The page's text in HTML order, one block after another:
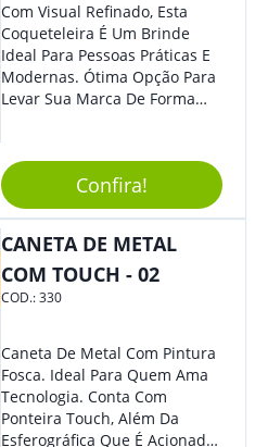
Com Visual Refinado, Esta
Coqueteleira É Um Brinde
Ideal Para Pessoas Práticas E
Modernas. Ótima Opção Para
Levar Sua Marca De Forma
Reuniões Corporativas Ou Até
Mesmo Para Presentear
Colaboradores E Parceiros De
Confira!
CANETA DE METAL
COM TOUCH - 02
COD.:330
Caneta De Metal Com Pintura
Fosca. Ideal Para Quem Ama
Tecnologia. Conta Com
Ponteira Touch, Além Da
Esferográfica Que É Acionada